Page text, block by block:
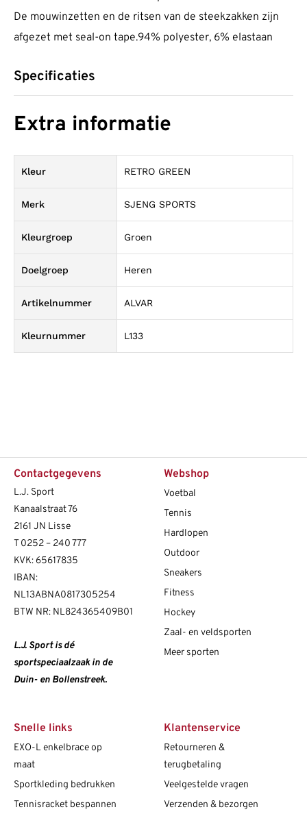
De mouwinzetten en de ritsen van de steekzakken zijn
afgezet met seal-on tape.94% polyester, 6% elastaan
Specificaties
Extra informatie
Kleur RETRO GREEN
Merk SJENG SPORTS
Kleurgroep Groen
Doelgroep Heren
Artikelnummer ALVAR
Kleurnummer L133
Contactgegevens
L.J. Sport
Kanaalstraat 76
2161 JN Lisse
T 0252 – 240 777
KVK: 65617835
IBAN:
NL13ABNA0817305254
BTW NR: NL824365409B01
L.J. Sport is dé
sportspeciaalzaak in de
Duin- en Bollenstreek.
Webshop
Voetbal
Tennis
Hardlopen
Outdoor
Sneakers
Fitness
Hockey
Zaal- en veldsporten
Meer sporten
Snelle links
EXO-L enkelbrace op
maat
Sportkleding bedrukken
Tennisracket bespannen
Klantenservice
Retourneren &
terugbetaling
Veelgestelde vragen
Verzenden & bezorgen